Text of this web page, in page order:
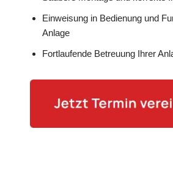
Einweisung in Bedienung und
Anlage
Fortlaufende Betreuung Ihrer